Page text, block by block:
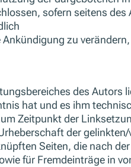
sofern seitens des
zu
des Autors
hat und es ihm
Zeitpunkt der
der
Seiten, die nach
für Fremdeinträge in